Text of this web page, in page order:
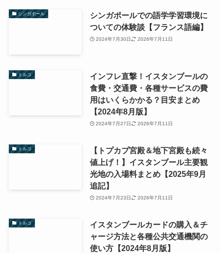
シンガポール
シンガポールでの語学学習環境に
ついての体験談【フランス語編】
2024年7月30日 2026年7月11日
トルコ
インフレ直撃！イスタンブールの
食費・交通費・各種サービスの費
用はいくらかかる？目安まとめ
【2024年8月版】
2024年7月27日 2026年7月11日
トルコ
【トプカプ宮殿＆地下宮殿も続々
値上げ！】イスタンブール主要観
光地の入場料まとめ【2025年9月
追記】
2024年7月23日 2026年7月11日
トルコ
イスタンブールカードの購入＆チ
ャージ方法と各種公共交通機関の
使い方【2024年8月版】